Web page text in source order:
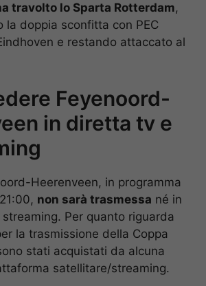
travolto lo Sparta Rotterdam,
la doppia sconfitta con PEC
e restando attaccato al
Feyenoord-
in diretta tv e
Heerenveen, in programma
non sarà trasmessa né in
Per quanto riguarda
la trasmissione della Coppa
stati acquistati da alcuna
satellitare/streaming.